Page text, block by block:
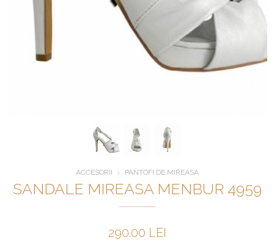
ACCESORII PANTOFI DE MIREASA
SANDALE MIREASA MENBUR 4959
290.00 LEI